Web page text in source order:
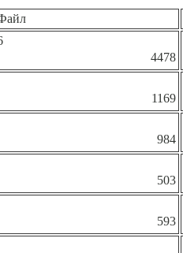
4478
1169
984
503
593